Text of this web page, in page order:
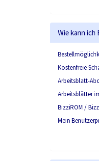
Wie kann ich
Kostenfreie
Arbeitsblatt-
Arbeitsblätter
BizziROM /
Mein